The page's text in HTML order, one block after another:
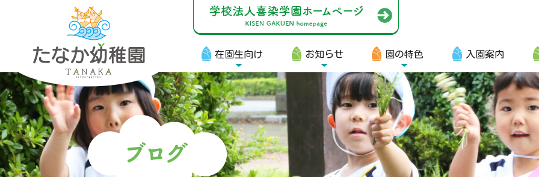
在園生向け お知らせ 園の特色 入園案内
在園生向け
・資料ダウンロード
・園からのお便り
・動画